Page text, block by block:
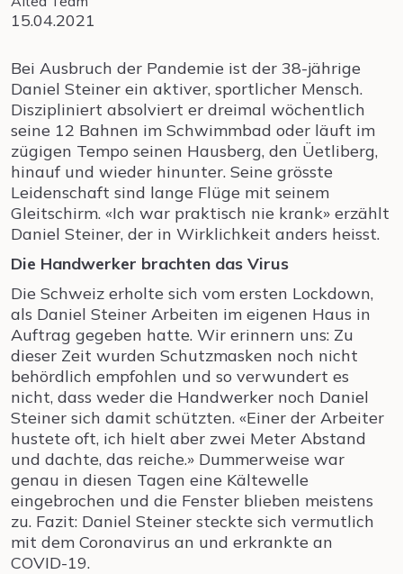
15.04.2021
Bei Ausbruch der Pandemie ist der 38-jährige
Daniel Steiner ein aktiver, sportlicher Mensch.
Diszipliniert absolviert er dreimal wöchentlich
seine 12 Bahnen im Schwimmbad oder läuft im
zügigen Tempo seinen Hausberg, den Üetliberg,
hinauf und wieder hinunter. Seine grösste
Leidenschaft sind lange Flüge mit seinem
Gleitschirm. «Ich war praktisch nie krank» erzählt
Daniel Steiner, der in Wirklichkeit anders heisst.
Die Handwerker brachten das Virus
Die Schweiz erholte sich vom ersten Lockdown,
als Daniel Steiner Arbeiten im eigenen Haus in
Auftrag gegeben hatte. Wir erinnern uns: Zu
dieser Zeit wurden Schutzmasken noch nicht
behördlich empfohlen und so verwundert es
nicht, dass weder die Handwerker noch Daniel
Steiner sich damit schützten. «Einer der Arbeiter
hustete oft, ich hielt aber zwei Meter Abstand
und dachte, das reiche.» Dummerweise war
genau in diesen Tagen eine Kältewelle
eingebrochen und die Fenster blieben meistens
zu. Fazit: Daniel Steiner steckte sich vermutlich
mit dem Coronavirus an und erkrankte an
COVID-19.